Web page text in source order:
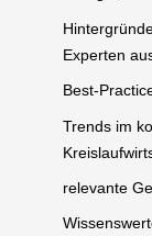
Experten
Best-
Trends im
relevante